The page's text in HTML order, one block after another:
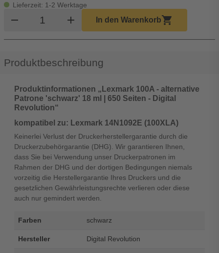
Lieferzeit: 1-2 Werktage
remove Produkt Warenkorb Menge
add In den Warenkorbshopping_cart
Produktbeschreibung
Produktinformationen „Lexmark 100A - alternative
Patrone 'schwarz' 18 ml | 650 Seiten - Digital
Revolution“
kompatibel zu: Lexmark 14N1092E (100XLA)
Keinerlei Verlust der Druckerherstellergarantie durch die
Druckerzubehörgarantie (DHG). Wir garantieren Ihnen,
dass Sie bei Verwendung unser Druckerpatronen im
Rahmen der DHG und der dortigen Bedingungen niemals
vorzeitig die Herstellergarantie Ihres Druckers und die
gesetzlichen Gewährleistungsrechte verlieren oder diese
auch nur gemindert werden.
Farben schwarz
Hersteller Digital Revolution